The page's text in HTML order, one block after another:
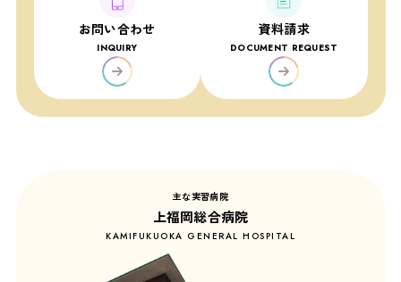
お問い合わせ
INQUIRY
資料請求
DOCUMENT REQUEST
主な実習病院
上福岡総合病院
KAMIFUKUOKA GENERAL HOSPITAL